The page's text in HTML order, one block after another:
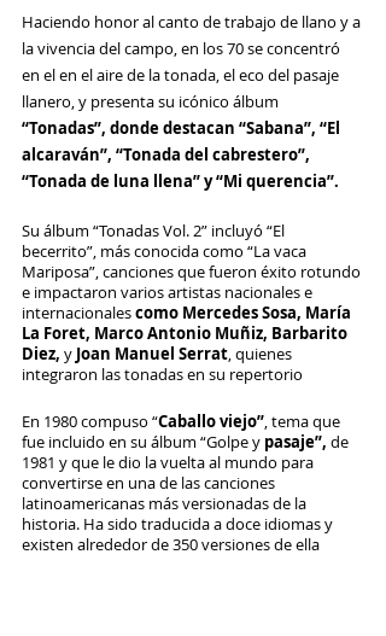
Haciendo honor al canto de trabajo de llano y a
la vivencia del campo, en los 70 se concentró
en el en el aire de la tonada, el eco del pasaje
llanero, y presenta su icónico álbum
“Tonadas”, donde destacan “Sabana”, “El
alcaraván”, “Tonada del cabrestero”,
“Tonada de luna llena” y “Mi querencia”.
Su álbum “Tonadas Vol. 2” incluyó “El
becerrito”, más conocida como “La vaca
Mariposa”, canciones que fueron éxito rotundo
e impactaron varios artistas nacionales e
internacionales como Mercedes Sosa, María
La Foret, Marco Antonio Muñiz, Barbarito
Diez, y Joan Manuel Serrat, quienes
integraron las tonadas en su repertorio
En 1980 compuso “Caballo viejo”, tema que
fue incluido en su álbum “Golpe y pasaje”, de
1981 y que le dio la vuelta al mundo para
convertirse en una de las canciones
latinoamericanas más versionadas de la
historia. Ha sido traducida a doce idiomas y
existen alrededor de 350 versiones de ella